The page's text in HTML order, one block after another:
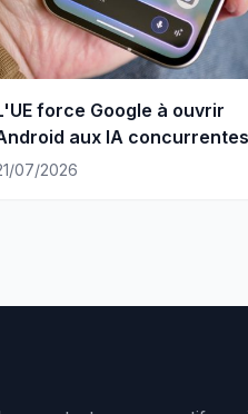
force Google à ouvrir
aux IA concurrentes
07/2026